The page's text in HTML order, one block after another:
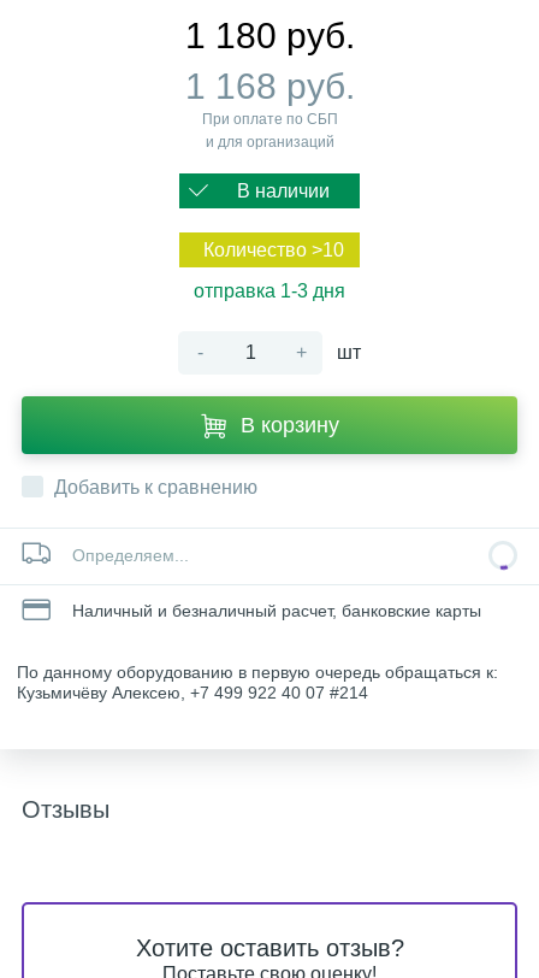
1 180 руб.
1 168 руб.
При оплате по СБП
и для организаций
В наличии
Количество >10
отправка 1-3 дня
- + шт
В корзину
Добавить к сравнению
Определяем...
Наличный и безналичный расчет, банковские карты
По данному оборудованию в первую очередь обращаться к:
Кузьмичёву Алексею, +7 499 922 40 07 #214
Отзывы
Хотите оставить отзыв?
Поставьте свою оценку!